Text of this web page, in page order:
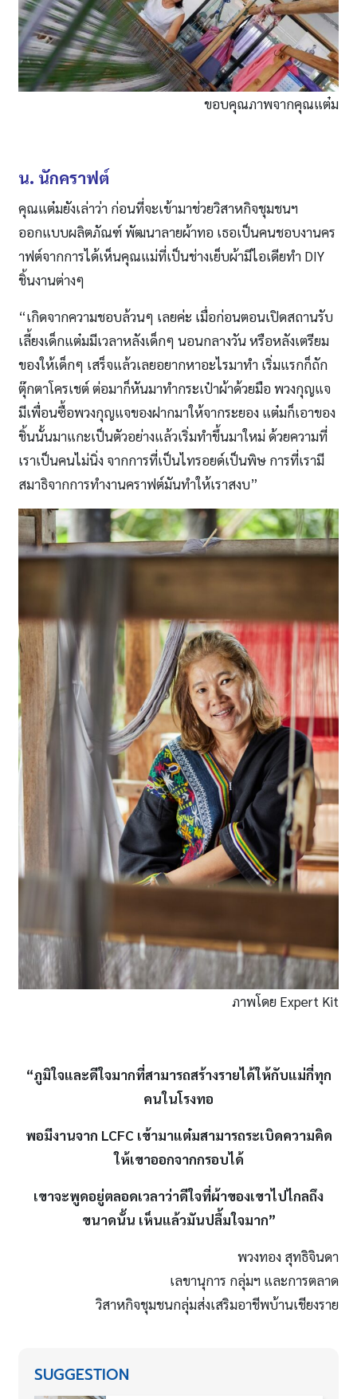
ขอบคุณภาพจากคุณแต๋ม
น. นักคราฟต์
คุณแต๋มยังเล่าว่า ก่อนที่จะเข้ามาช่วยวิสาหกิจชุมชนฯ
ออกแบบผลิตภัณฑ์ พัฒนาลายผ้าทอ เธอเป็นคนชอบงานคร
าฟต์จากการได้เห็นคุณแม่ที่เป็นช่างเย็บผ้ามีไอเดียทำ DIY
ชิ้นงานต่างๆ
“เกิดจากความชอบล้วนๆ เลยค่ะ เมื่อก่อนตอนเปิดสถานรับ
เลี้ยงเด็กแต๋มมีเวลาหลังเด็กๆ นอนกลางวัน หรือหลังเตรียม
ของให้เด็กๆ เสร็จแล้วเลยอยากหาอะไรมาทำ เริ่มแรกก็ถัก
ตุ๊กตาโครเชต์ ต่อมาก็หันมาทำกระเป๋าผ้าด้วยมือ พวงกุญแจ
มีเพื่อนซื้อพวงกุญแจของฝากมาให้จากระยอง แต๋มก็เอาของ
ชิ้นนั้นมาแกะเป็นตัวอย่างแล้วเริ่มทำขึ้นมาใหม่ ด้วยความที่
เราเป็นคนไม่นิ่ง จากการที่เป็นไทรอยด์เป็นพิษ การที่เรามี
สมาธิจากการทำงานคราฟต์มันทำให้เราสงบ”
ภาพโดย Expert Kit
“ภูมิใจและดีใจมากที่สามารถสร้างรายได้ให้กับแม่กี่ทุก
คนในโรงทอ
พอมีงานจาก LCFC เข้ามาแต๋มสามารถระเบิดความคิด
ให้เขาออกจากกรอบได้
เขาจะพูดอยู่ตลอดเวลาว่าดีใจที่ผ้าของเขาไปไกลถึง
ขนาดนั้น เห็นแล้วมันปลื้มใจมาก”
พวงทอง สุทธิจินดา
เลขานุการ กลุ่มฯ และการตลาด
วิสาหกิจชุมชนกลุ่มส่งเสริมอาชีพบ้านเชียงราย
SUGGESTION